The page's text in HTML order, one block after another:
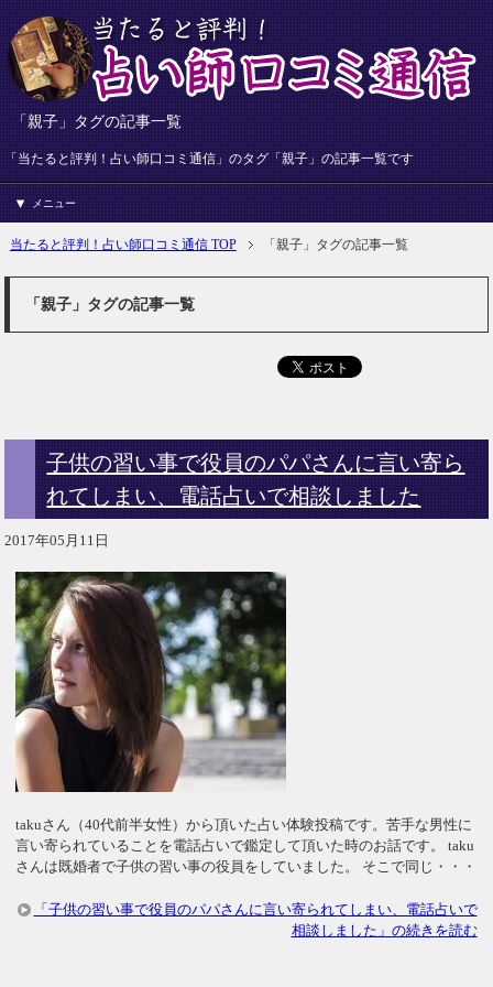
「親子」タグの記事一覧
「当たると評判！占い師口コミ通信」のタグ「親子」の記事一覧です
メニュー
当たると評判！占い師口コミ通信 TOP 「親子」タグの記事一覧
「親子」タグの記事一覧
子供の習い事で役員のパパさんに言い寄ら
れてしまい、電話占いで相談しました
2017年05月11日
takuさん（40代前半女性）から頂いた占い体験投稿です。苦手な男性に
言い寄られていることを電話占いで鑑定して頂いた時のお話です。 taku
さんは既婚者で子供の習い事の役員をしていました。 そこで同じ・・・
「子供の習い事で役員のパパさんに言い寄られてしまい、電話占いで
相談しました」の続きを読む